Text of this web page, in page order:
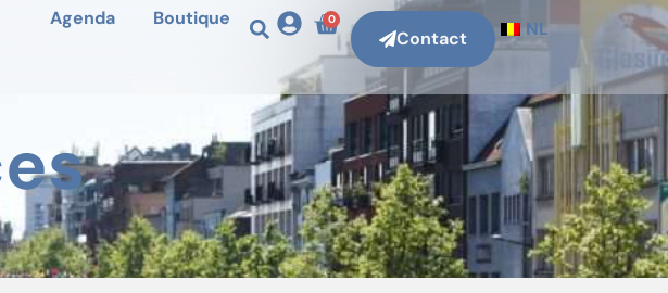
Agenda Boutique 0
Contact NL